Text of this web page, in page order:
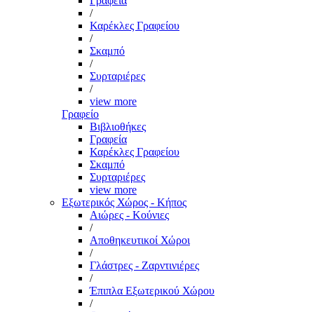
/
Καρέκλες Γραφείου
/
Σκαμπό
/
Συρταριέρες
/
view more
Γραφείο
Βιβλιοθήκες
Γραφεία
Καρέκλες Γραφείου
Σκαμπό
Συρταριέρες
view more
Εξωτερικός Χώρος - Κήπος
Αιώρες - Κούνιες
/
Αποθηκευτικοί Χώροι
/
Γλάστρες - Ζαρντινιέρες
/
Έπιπλα Εξωτερικού Χώρου
/